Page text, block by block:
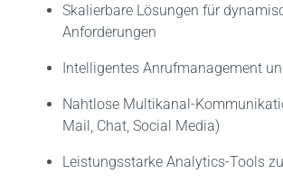
Skalierbare Lösungen für
Anforderungen
Intelligentes Anrufmanagement
Nahtlose Multikanal-
Mail, Chat, Social Media)
Leistungsstarke Analytics-Tools